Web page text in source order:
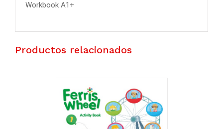
Workbook A1+
Productos relacionados